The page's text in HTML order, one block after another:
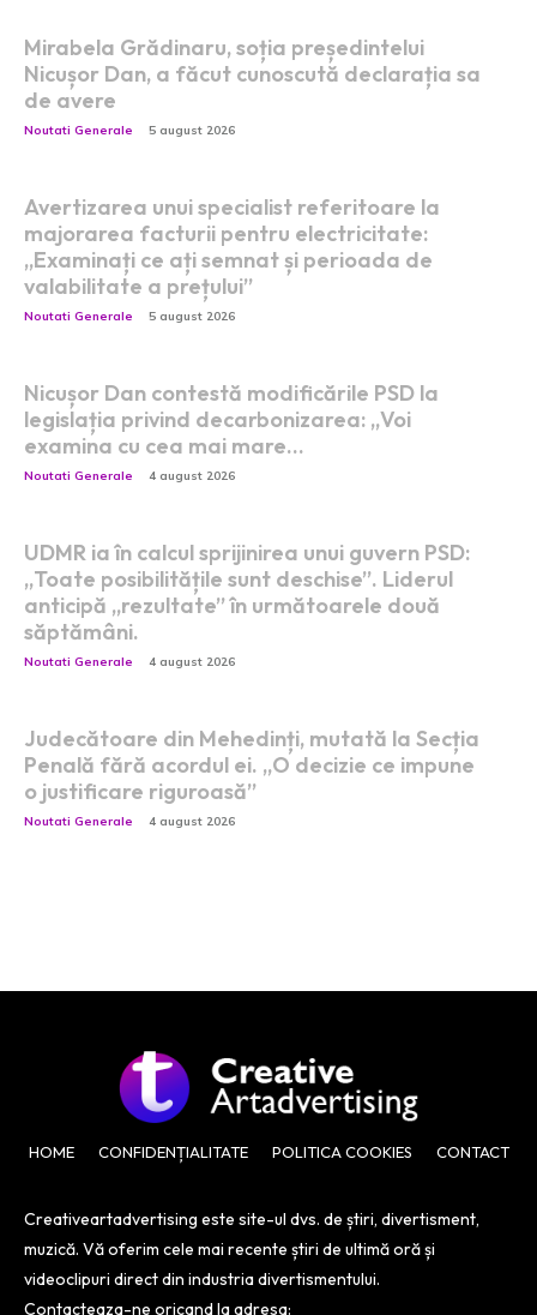
Mirabela Grădinaru, soția președintelui
Nicușor Dan, a făcut cunoscută declarația sa
de avere
Noutati Generale 5 august 2026
Avertizarea unui specialist referitoare la
majorarea facturii pentru electricitate:
„Examinați ce ați semnat și perioada de
valabilitate a prețului”
Noutati Generale 5 august 2026
Nicușor Dan contestă modificările PSD la
legislația privind decarbonizarea: „Voi
examina cu cea mai mare…
Noutati Generale 4 august 2026
UDMR ia în calcul sprijinirea unui guvern PSD:
„Toate posibilitățile sunt deschise”. Liderul
anticipă „rezultate” în următoarele două
săptămâni.
Noutati Generale 4 august 2026
Judecătoare din Mehedinți, mutată la Secția
Penală fără acordul ei. „O decizie ce impune
o justificare riguroasă”
Noutati Generale 4 august 2026
HOME CONFIDENȚIALITATE POLITICA COOKIES CONTACT
Creativeartadvertising este site-ul dvs. de știri, divertisment,
muzică. Vă oferim cele mai recente știri de ultimă oră și
videoclipuri direct din industria divertismentului.
Contacteaza-ne oricand la adresa: